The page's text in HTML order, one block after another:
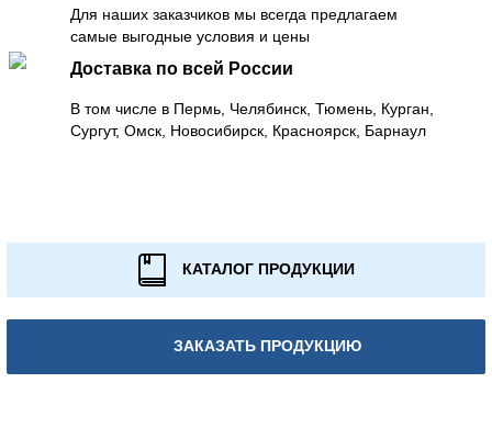
Для наших заказчиков мы всегда предлагаем
самые выгодные условия и цены
Доставка по всей России
В том числе в Пермь, Челябинск, Тюмень, Курган,
Сургут, Омск, Новосибирск, Красноярск, Барнаул
КАТАЛОГ ПРОДУКЦИИ
ЗАКАЗАТЬ ПРОДУКЦИЮ